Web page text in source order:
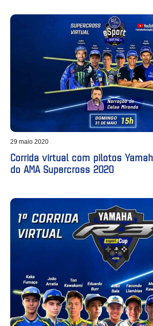
29 maio 2020
Corrida virtual com pilotos
do AMA Supercross 2020